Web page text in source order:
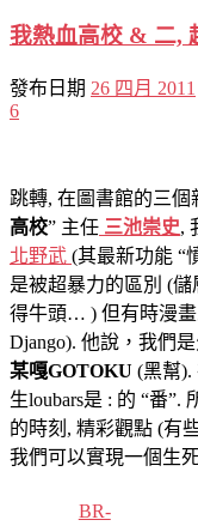
我熱血高校 & 二,
發布日期 26 四月 2011
6
跳轉, 在圖書館的三個
高校” 主任 三池崇史,
北野武 (其最新功能 “
是被超暴力的區別 (
得牛頭… ) 但有時漫
Django). 他說，我們
某嘎GOTOKU (黑幫).
生loubars是 : 的 “番
的時刻, 精彩觀點 (有
我們可以實現一個生
BR-